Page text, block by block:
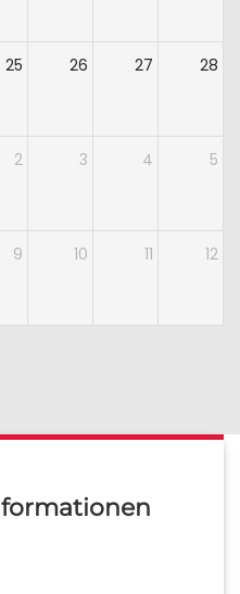
25 26 27 28
2 3 4 5
9 10 11 12